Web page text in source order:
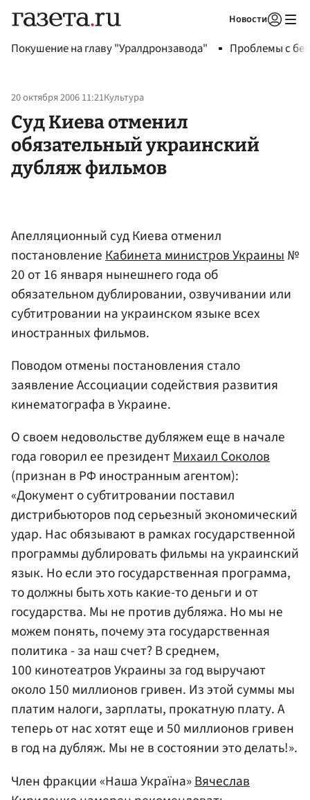
Новости
Покушение на главу "Уралдронзавода" Проблемы с
20 октября 2006 11:21Культура
Суд Киева отменил
обязательный украинский
дубляж фильмов
Апелляционный суд Киева отменил
постановлениеКабинета министров Украины№
20 от 16 января нынешнего года об
обязательном дублировании, озвучивании или
субтитровании на украинском языке всех
иностранных фильмов.
Поводом отмены постановления стало
заявление Ассоциации содействия развития
кинематографа в Украине.
О своем недовольстве дубляжем еще в начале
года говорил ее президентМихаил Соколов
(признан в РФ иностранным агентом):
«Документ о субтитровании поставил
дистрибьюторов под серьезный экономический
удар. Нас обязывают в рамках государственной
программы дублировать фильмы на украинский
язык. Но если это государственная программа,
то должны быть хоть какие-то деньги и от
государства. Мы не против дубляжа. Но мы не
можем понять, почему эта государственная
политика - за наш счет? В среднем,
100 кинотеатров Украины за год выручают
около 150 миллионов гривен. Из этой суммы мы
платим налоги, зарплаты, прокатную плату. А
теперь от нас хотят еще и 50 миллионов гривен
в год на дубляж. Мы не в состоянии это делать!».
Член фракции «Наша Україна»Вячеслав